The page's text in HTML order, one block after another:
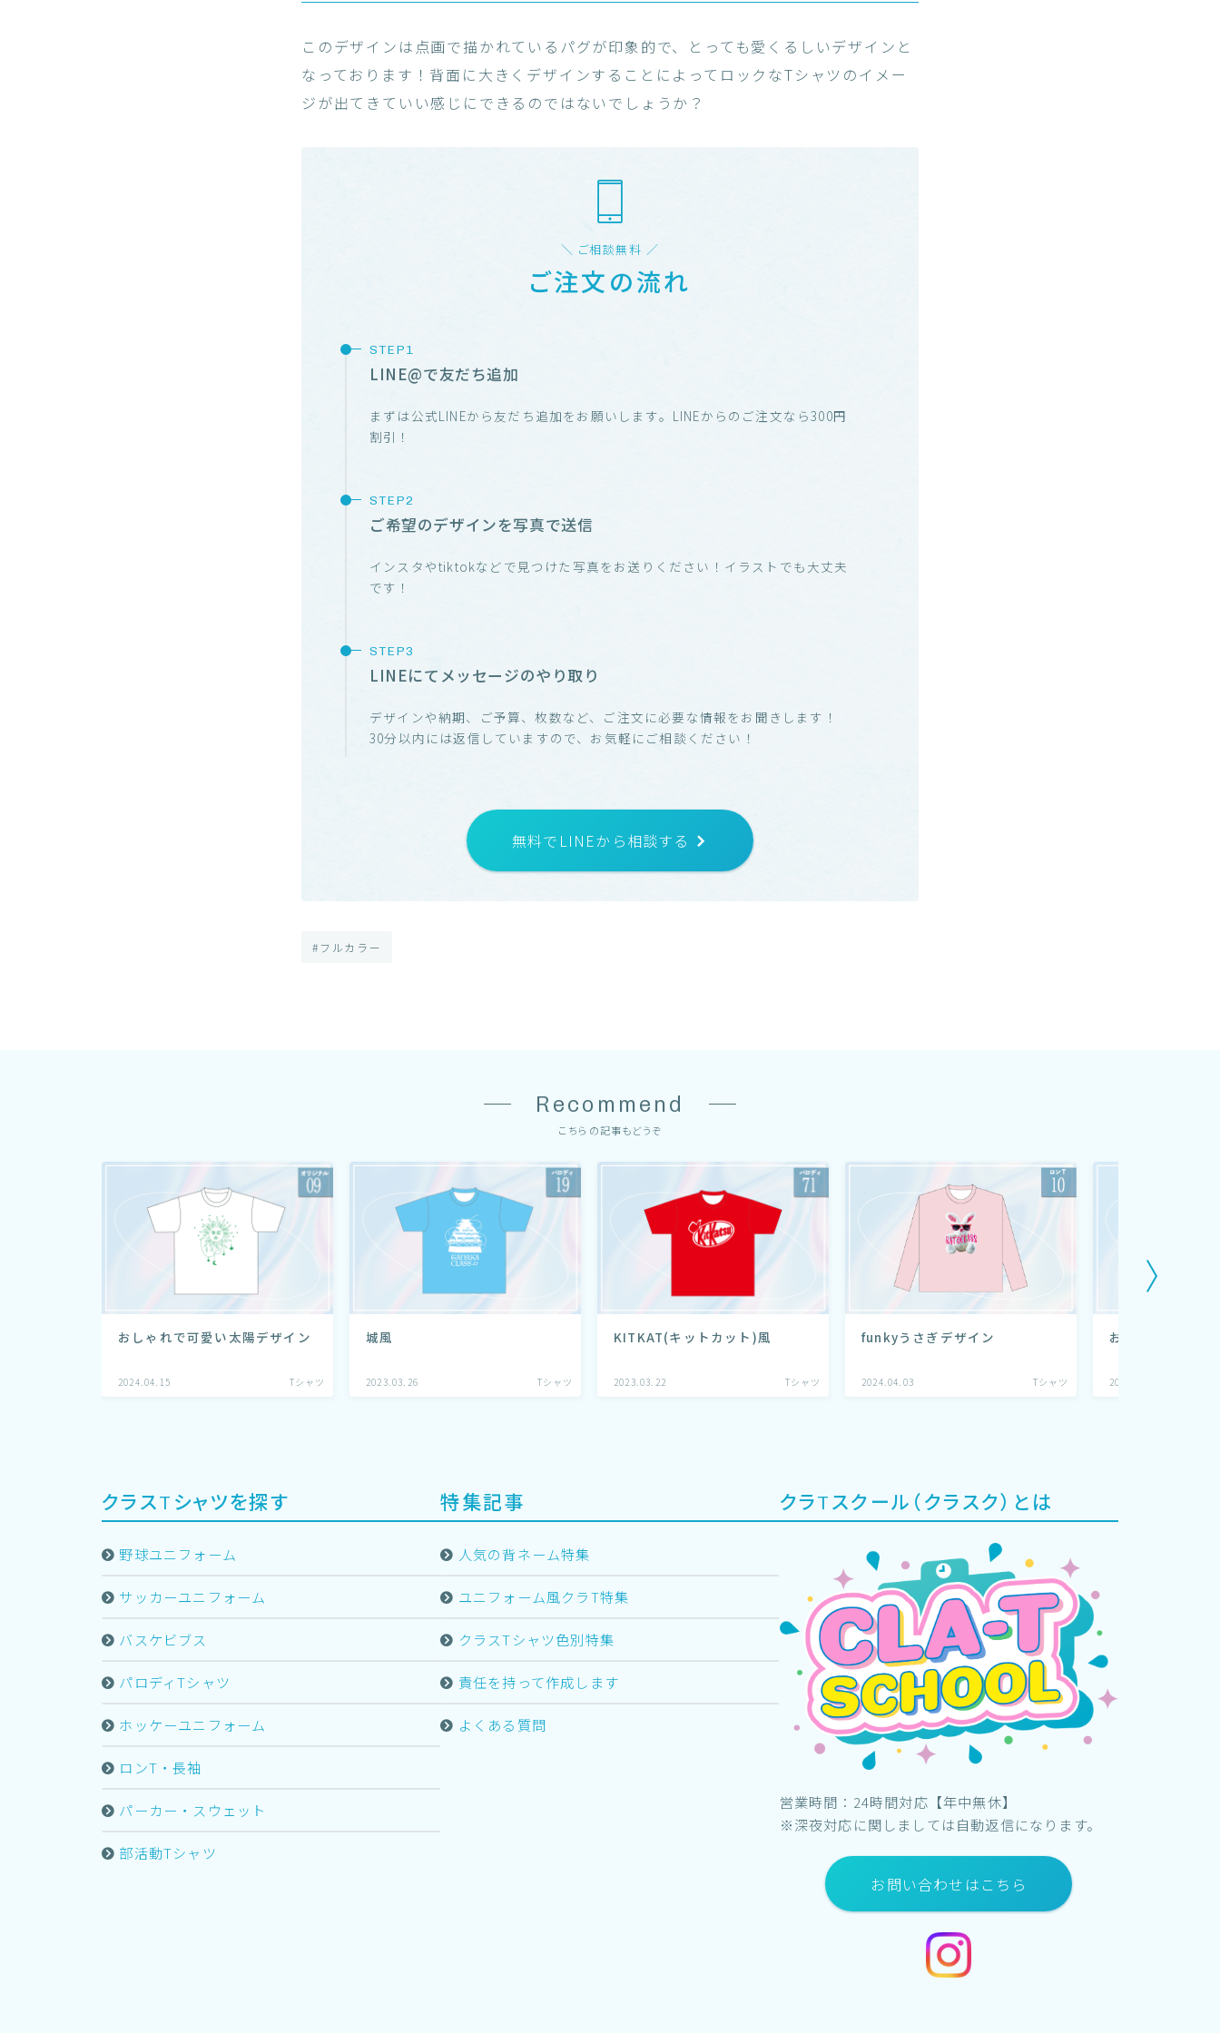
このデザインは点画で描かれているパグが印象的で、とっても愛くるしいデザインと
なっております！背面に大きくデザインすることによってロックなTシャツのイメー
ジが出てきていい感じにできるのではないでしょうか？
＼ ご相談無料 ／
ご注文の流れ
LINE@で友だち追加
まずは公式LINEから友だち追加をお願いします。LINEからのご注文なら300円
割引！
ご希望のデザインを写真で送信
インスタやtiktokなどで見つけた写真をお送りください！イラストでも大丈夫
です！
LINEにてメッセージのやり取り
デザインや納期、ご予算、枚数など、ご注文に必要な情報をお聞きします！
30分以内には返信していますので、お気軽にご相談ください！
無料でLINEから相談する
#フルカラー
Recommend
こちらの記事もどうぞ
おしゃれで可愛い太陽デザイン
2024.04.15 Tシャツ
城風
2023.03.26 Tシャツ
KITKAT(キットカット)風
2023.03.22 Tシャツ
funkyうさぎデザイン
2024.04.03 Tシャツ
おとぼけドッグ
2024.04.02
クラスTシャツを探す
野球ユニフォーム
サッカーユニフォーム
バスケビブス
パロディTシャツ
ホッケーユニフォーム
ロンT・長袖
パーカー・スウェット
部活動Tシャツ
特集記事
人気の背ネーム特集
ユニフォーム風クラT特集
クラスTシャツ色別特集
責任を持って作成します
よくある質問
クラTスクール（クラスク）とは
営業時間：24時間対応【年中無休】
※深夜対応に関しましては自動返信になります。
お問い合わせはこちら